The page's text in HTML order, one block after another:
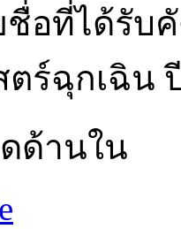
ชื่อที่ได้รับ
ร์ฉุกเฉิน
ด้านใน